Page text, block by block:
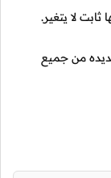
لا يتغير.
من جميع